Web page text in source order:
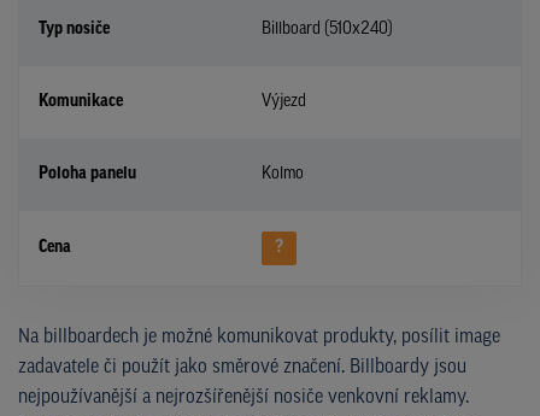
Typ nosiče Billboard (510x240)
Komunikace Výjezd
Poloha panelu Kolmo
Cena ?
Na billboardech je možné komunikovat produkty, posílit image
zadavatele či použít jako směrové značení. Billboardy jsou
nejpoužívanější a nejrozšířenější nosiče venkovní reklamy.